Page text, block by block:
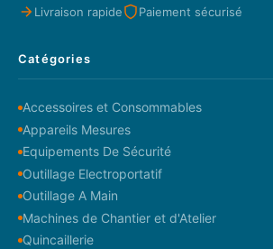
Livraison rapide Paiement sécurisé
Catégories
Accessoires et Consommables
Appareils Mesures
Equipements De Sécurité
Outillage Electroportatif
Outillage A Main
Machines de Chantier et d'Atelier
Quincaillerie